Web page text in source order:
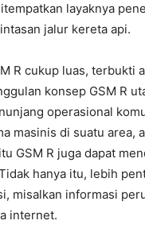
layaknya
jalur kereta api.
R cukup luas, terbukti
konsep GSM R
operasional
masinis di suatu area,
GSM R juga dapat
hanya itu, lebih
misalkan informasi
internet.